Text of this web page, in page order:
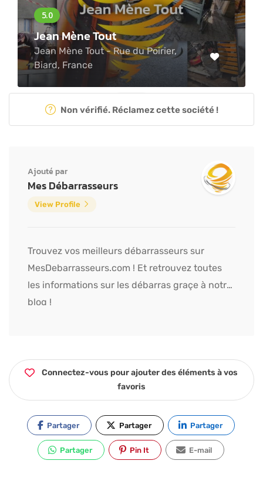
Jean Mène Tout
Jean Mène Tout - Rue du Poirier,
Biard, France
Non vérifié. Réclamez cette société !
Ajouté par
Mes Débarrasseurs
View Profile
Trouvez vos meilleurs débarrasseurs sur
MesDebarrasseurs.com ! Et retrouvez toutes
les informations sur les débarras graçe à notre
blog !
Connectez-vous pour ajouter des éléments à vos
favoris
Partager Partager Partager
Partager Pin It E-mail